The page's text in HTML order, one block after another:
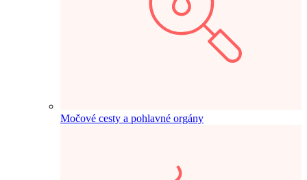
Močové cesty a pohlavné orgány